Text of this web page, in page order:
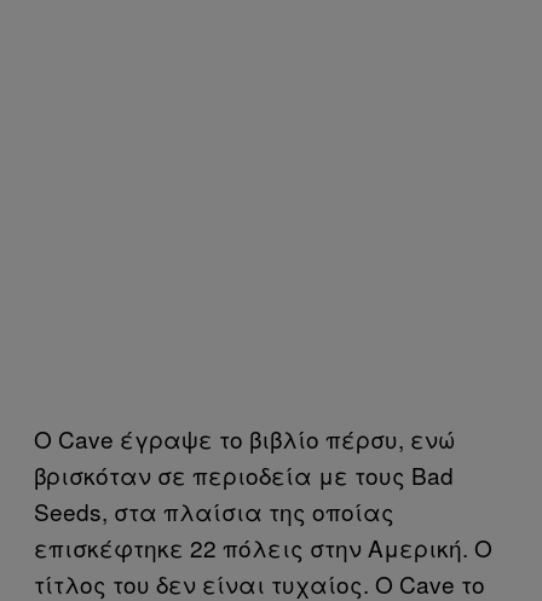
Ο Cave έγραψε το βιβλίο πέρσυ, ενώ
βρισκόταν σε περιοδεία με τους Bad
Seeds, στα πλαίσια της οποίας
επισκέφτηκε 22 πόλεις στην Αμερική. Ο
τίτλος του δεν είναι τυχαίος. Ο Cave το